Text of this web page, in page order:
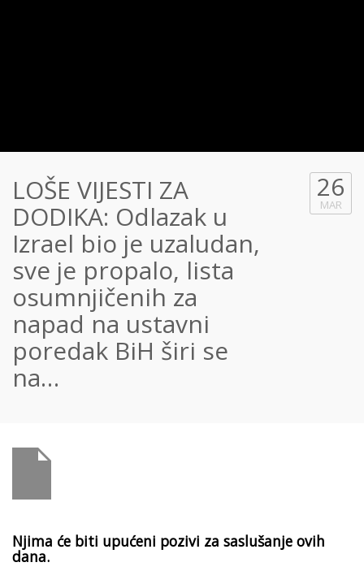
LOŠE VIJESTI ZA
DODIKA: Odlazak u
Izrael bio je uzaludan,
sve je propalo, lista
osumnjičenih za
napad na ustavni
poredak BiH širi se
na…
26
MAR
Njima će biti upućeni pozivi za saslušanje ovih
dana.